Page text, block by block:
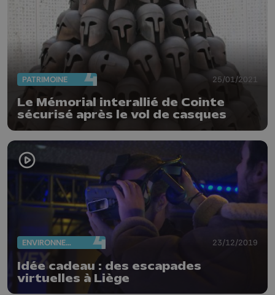
PATRIMOINE 25/01/2021
Le Mémorial interallié de Cointe
sécurisé après le vol de casques
ENVIRONNEMENT 23/12/2019
Idée cadeau : des escapades
virtuelles à Liège